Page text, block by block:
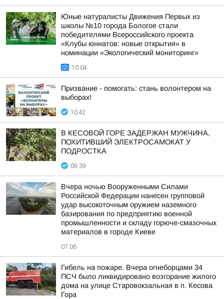
Юные натуралисты Движения Первых из
школы №10 города Бологое стали
победителями Всероссийского проекта
«Клубы юннатов: новые открытия» в
номинации «Экологический мониторинг»
10:04
Призвание - помогать: стань волонтером на
выборах!
10:42
В КЕСОВОЙ ГОРЕ ЗАДЕРЖАН МУЖЧИНА,
ПОХИТИВШИЙ ЭЛЕКТРОСАМОКАТ У
ПОДРОСТКА
09:39
Вчера ночью Вооруженными Силами
Российской Федерации нанесен групповой
удар высокоточным оружием наземного
базирования по предприятию военной
промышленности и складу горюче-смазочных
материалов в городе Киеве
07:06
Гибель на пожаре. Вчера огнеборцами 34
ПСЧ было ликвидировано возгорание жилого
дома на улице Старовокзальная в п. Кесова
Гора